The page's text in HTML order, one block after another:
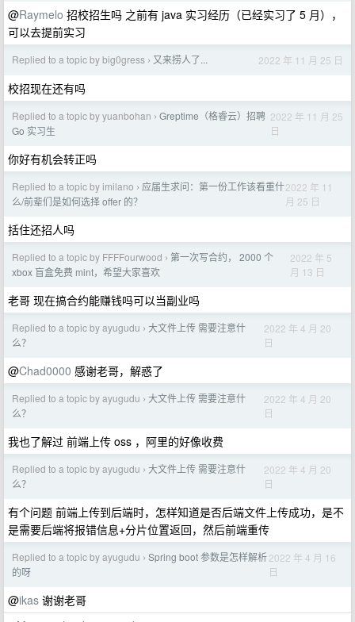
@Raymelo 招校招生吗 之前有 java 实习经历（已经实习了 5 月），
可以去提前实习
Replied to a topic by big0gress › 又来捞人了... 2022 年 11 月 25 日
校招现在还有吗
Replied to a topic by yuanbohan › Greptime（格睿云）招聘
Go 实习生
2022 年 11 月 25
日
你好有机会转正吗
Replied to a topic by imilano › 应届生求问：第一份工作该看重什
么/前辈们是如何选择 offer 的？
2022 年 11
月 25 日
括住还招人吗
Replied to a topic by FFFFourwood › 第一次写合约， 2000 个
xbox 盲盒免费 mint，希望大家喜欢
2022 年 5
月 13 日
老哥 现在搞合约能赚钱吗可以当副业吗
Replied to a topic by ayugudu › 大文件上传 需要注意什
么？
2022 年 4 月 20
日
@Chad0000 感谢老哥，解惑了
Replied to a topic by ayugudu › 大文件上传 需要注意什
么？
2022 年 4 月 20
日
我也了解过 前端上传 oss ，阿里的好像收费
Replied to a topic by ayugudu › 大文件上传 需要注意什
么？
2022 年 4 月 20
日
有个问题 前端上传到后端时，怎样知道是否后端文件上传成功，是不
是需要后端将报错信息+分片位置返回，然后前端重传
Replied to a topic by ayugudu › Spring boot 参数是怎样解析
的呀
2022 年 4 月 16
日
@ikas 谢谢老哥